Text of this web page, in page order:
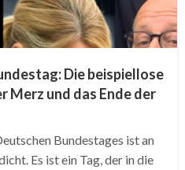
Die beispiellose
Merz und das Ende der
Bundestages ist an
Es ist ein Tag, der in die